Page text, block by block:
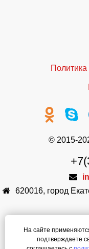
© 2015-
620016, город
На сайте
подтверждаете